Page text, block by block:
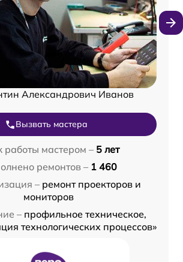
Александрович Иванов
Вызвать мастера
работы мастером – 5 лет
ремонтов – 1 460
– ремонт проекторов и
мониторов
– профильное техническое,
технологических процессов»